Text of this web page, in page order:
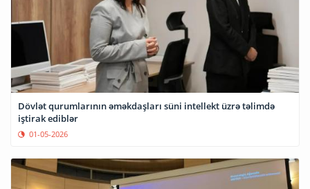
Dövlət qurumlarının əməkdaşları süni intellekt üzrə təlimdə
iştirak ediblər
01-05-2026